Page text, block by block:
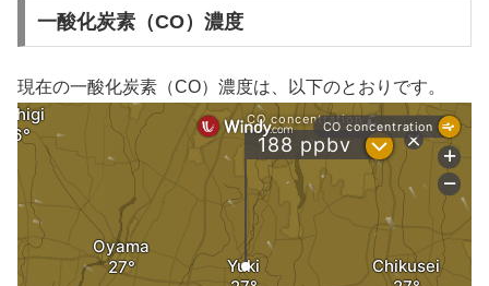
一酸化炭素（CO）濃度
現在の一酸化炭素（CO）濃度は、以下のとおりです。